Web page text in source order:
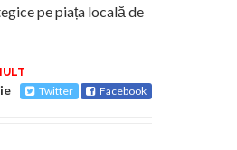
pe piața locală de
Twitter Facebook